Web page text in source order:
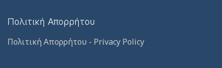
Πολιτική Απορρήτου
Πολιτική Απορρήτου - Privacy Policy